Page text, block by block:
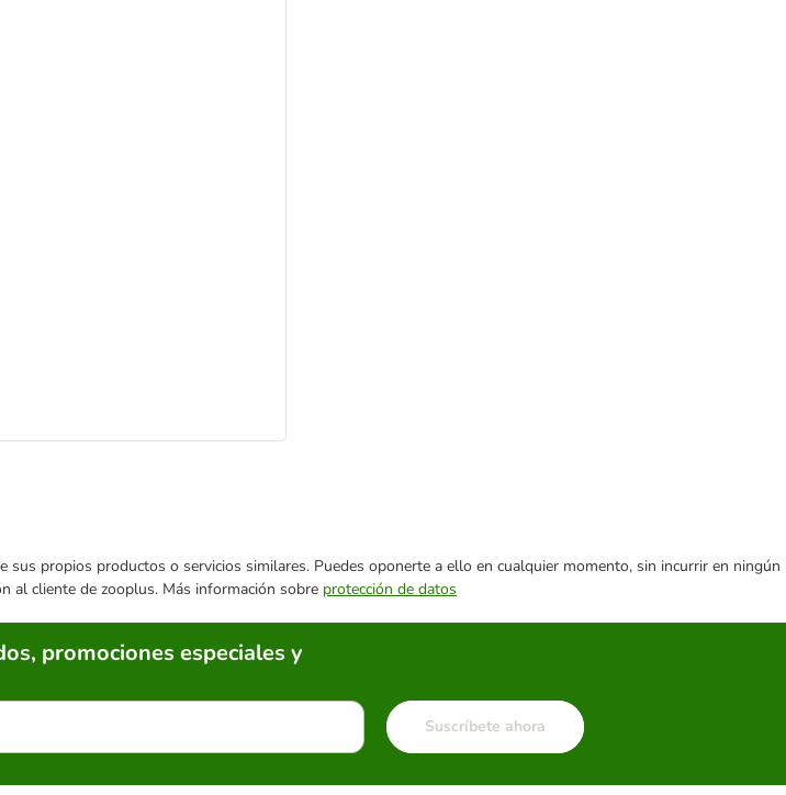
propios productos o servicios similares. Puedes oponerte a ello en cualquier momento, sin incurrir en ningún
al cliente de zooplus. Más información sobre protección de datos
promociones especiales y
Suscríbete ahora